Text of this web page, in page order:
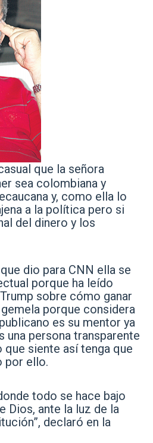
que la señora
sea colombiana y
y, como ella lo
a la política pero si
del dinero y los
dio para CNN ella se
porque ha leído
sobre cómo ganar
porque considera
es su mentor ya
una persona transparente
siente así tenga que
por ello.
todo se hace bajo
Dios, ante la luz de la
declaró en la